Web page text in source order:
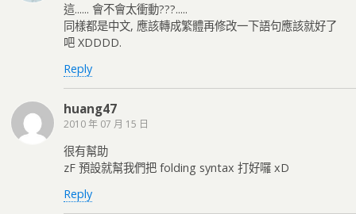
這...... 會不會太衝動???.....
同樣都是中文, 應該轉成繁體再修改一下語句應該就好了
吧 XDDDD.
Reply
huang47
2010 年 07 月 15 日
很有幫助
zF 預設就幫我們把 folding syntax 打好囉 xD
Reply